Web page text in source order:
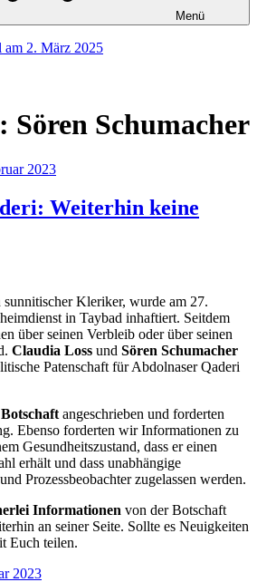
Menü
am 2. März 2025
Sören Schumacher
2023
Weiterhin keine
sunnitischer Kleriker, wurde am 27.
in Taybad inhaftiert. Seitdem
über seinen Verbleib oder über seinen
Claudia Loss und Sören Schumacher
Patenschaft für Abdolnaser Qaderi
angeschrieben und forderten
Ebenso forderten wir Informationen zu
Gesundheitszustand, dass er einen
erhält und dass unabhängige
Prozessbeobachter zugelassen werden.
Informationen von der Botschaft
an seiner Seite. Sollte es Neuigkeiten
Euch teilen.
2023